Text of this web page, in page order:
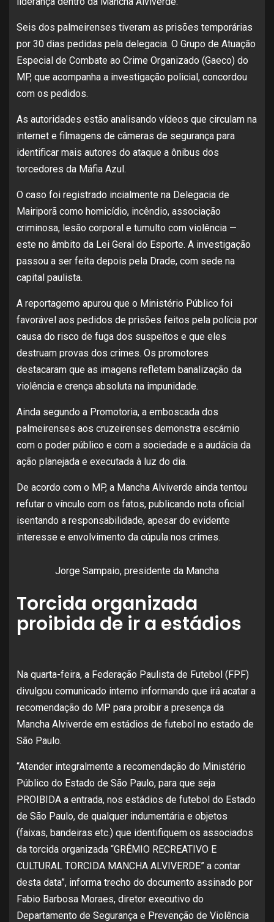
Seis dos palmeirenses tiveram as prisões temporárias
por 30 dias pedidas pela delegacia. O Grupo de Atuação
Especial de Combate ao Crime Organizado (Gaeco) do
MP, que acompanha a investigação policial, concordou
com os pedidos.
As autoridades estão analisando vídeos que circulam na
internet e filmagens de câmeras de segurança para
identificar mais autores do ataque a ônibus dos
torcedores da Máfia Azul.
O caso foi registrado incialmente na Delegacia de
Mairiporã como homicídio, incêndio, associação
criminosa, lesão corporal e tumulto com violência —
este no âmbito da Lei Geral do Esporte. A investigação
passou a ser feita depois pela Drade, com sede na
capital paulista.
A reportagemo apurou que o Ministério Público foi
favorável aos pedidos de prisões feitos pela polícia por
causa do risco de fuga dos suspeitos e que eles
destruam provas dos crimes. Os promotores
destacaram que as imagens refletem banalização da
violência e crença absoluta na impunidade.
Ainda segundo a Promotoria, a emboscada dos
palmeirenses aos cruzeirenses demonstra escárnio
com o poder público e com a sociedade e a audácia da
ação planejada e executada à luz do dia.
De acordo com o MP, a Mancha Alviverde ainda tentou
refutar o vínculo com os fatos, publicando nota oficial
isentando a responsabilidade, apesar do evidente
interesse e envolvimento da cúpula nos crimes.
Jorge Sampaio, presidente da Mancha
Torcida organizada
proibida de ir a estádios
Na quarta-feira, a Federação Paulista de Futebol (FPF)
divulgou comunicado interno informando que irá acatar a
recomendação do MP para proibir a presença da
Mancha Alviverde em estádios de futebol no estado de
São Paulo.
“Atender integralmente a recomendação do Ministério
Público do Estado de São Paulo, para que seja
PROIBIDA a entrada, nos estádios de futebol do Estado
de São Paulo, de qualquer indumentária e objetos
(faixas, bandeiras etc.) que identifiquem os associados
da torcida organizada “GRÊMIO RECREATIVO E
CULTURAL TORCIDA MANCHA ALVIVERDE” a contar
desta data”, informa trecho do documento assinado por
Fabio Barbosa Moraes, diretor executivo do
Departamento de Segurança e Prevenção de Violência